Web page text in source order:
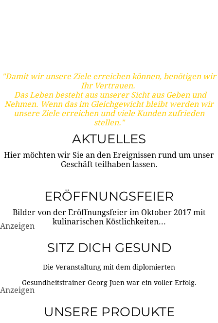
"Damit wir unsere Ziele erreichen können, benötigen wir
Ihr Vertrauen.
Das Leben besteht aus unserer Sicht aus Geben und
Nehmen. Wenn das im Gleichgewicht bleibt werden wir
unsere Ziele erreichen und viele Kunden zufrieden
stellen."
AKTUELLES
Hier möchten wir Sie an den Ereignissen rund um unser
Geschäft teilhaben lassen.
ERÖFFNUNGSFEIER
Bilder von der Eröffnungsfeier im Oktober 2017 mit
kulinarischen Köstlichkeiten...
Anzeigen
SITZ DICH GESUND
Die Veranstaltung mit dem diplomierten
Gesundheitstrainer Georg Juen war ein voller Erfolg.
Anzeigen
UNSERE PRODUKTE